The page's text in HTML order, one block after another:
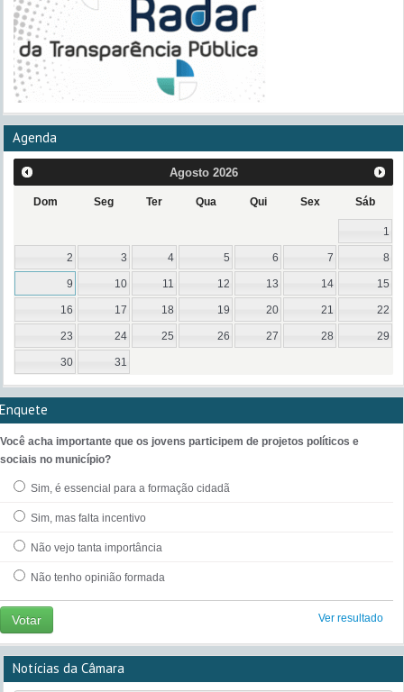
Agenda
Agosto 2026
Dom Seg Ter Qua Qui Sex Sáb
1
2 3 4 5 6 7 8
9 10 11 12 13 14 15
16 17 18 19 20 21 22
23 24 25 26 27 28 29
30 31
Enquete
Você acha importante que os jovens participem de projetos políticos e
sociais no município?
Sim, é essencial para a formação cidadã
Sim, mas falta incentivo
Não vejo tanta importância
Não tenho opinião formada
Votar Ver resultado
Notícias da Câmara